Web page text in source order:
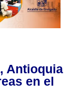
Antioquia
en el